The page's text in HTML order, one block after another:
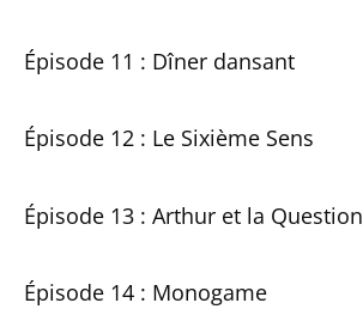
Épisode 11 : Dîner dansant
Épisode 12 : Le Sixième Sens
Épisode 13 : Arthur et la Question
Épisode 14 : Monogame